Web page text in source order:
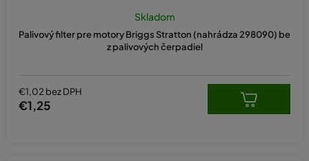
Palivový filter pre motory Briggs Stratton (nahrádza 298090) be
z palivových čerpadiel
Skladom
€1,02 bez DPH
€1,25